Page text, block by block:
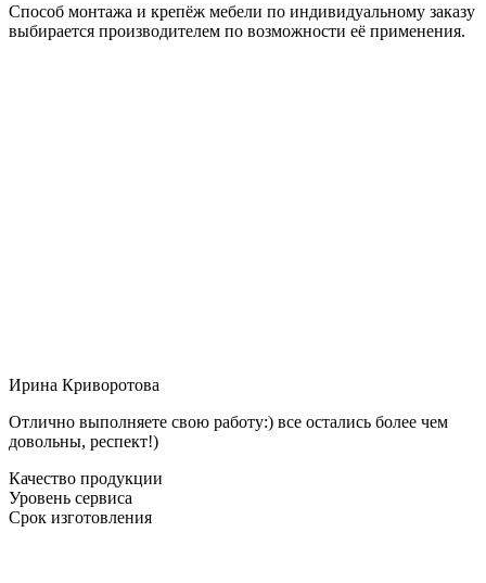
Способ монтажа и крепёж мебели по индивидуальному заказу
выбирается производителем по возможности её применения.
Ирина Криворотова
Отлично выполняете свою работу:) все остались более чем
довольны, респект!)
Качество продукции
Уровень сервиса
Срок изготовления